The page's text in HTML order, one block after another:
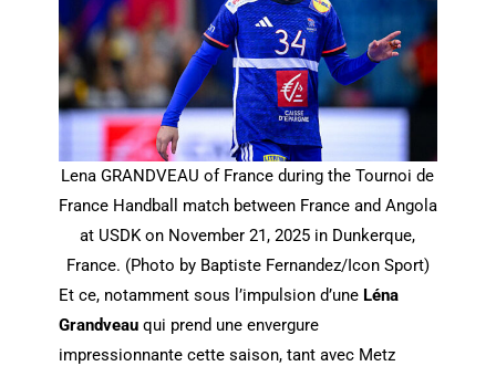
Lena GRANDVEAU of France during the Tournoi de
France Handball match between France and Angola
at USDK on November 21, 2025 in Dunkerque,
France. (Photo by Baptiste Fernandez/Icon Sport)
Et ce, notamment sous l’impulsion d’une Léna
Grandveauqui prend une envergure
impressionnante cette saison, tant avec Metz